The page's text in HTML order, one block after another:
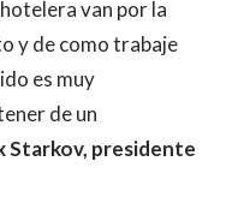
van por la
y de como trabaje
es muy
de un
Starkov, presidente